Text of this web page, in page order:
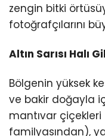
zengin bitki
fotoğrafçılarını
Altın Sarısı Halı
Bölgenin yüksek
ve bakir doğayla
mantıvar
familyasından),